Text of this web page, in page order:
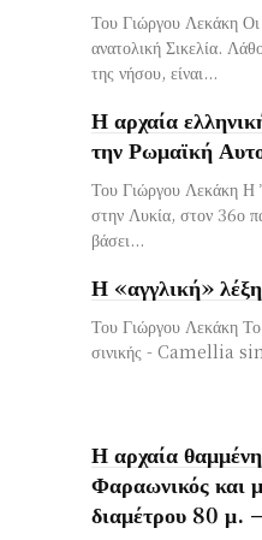
Του Γιώργου Λεκάκη Οι
ανατολική Σικελία.
της νήσου, είναι...
Η αρχαία
την Ρωμαϊκή
Του Γιώργου Λεκάκη Η
στην Λυκία, στον 36ο παράλληλο Περιελάμβανε μια
βάσει...
Η «αγγλική»
Του Γιώργου Λεκάκη Το
σινικής - Camellia
Η αρχαία
Φαραωνικός και
διαμέτρου 80 μ.